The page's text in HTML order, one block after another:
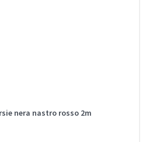
nera nastro rosso 2m